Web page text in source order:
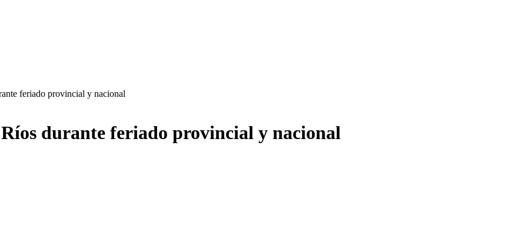
feriado provincial y nacional
durante feriado provincial y nacional